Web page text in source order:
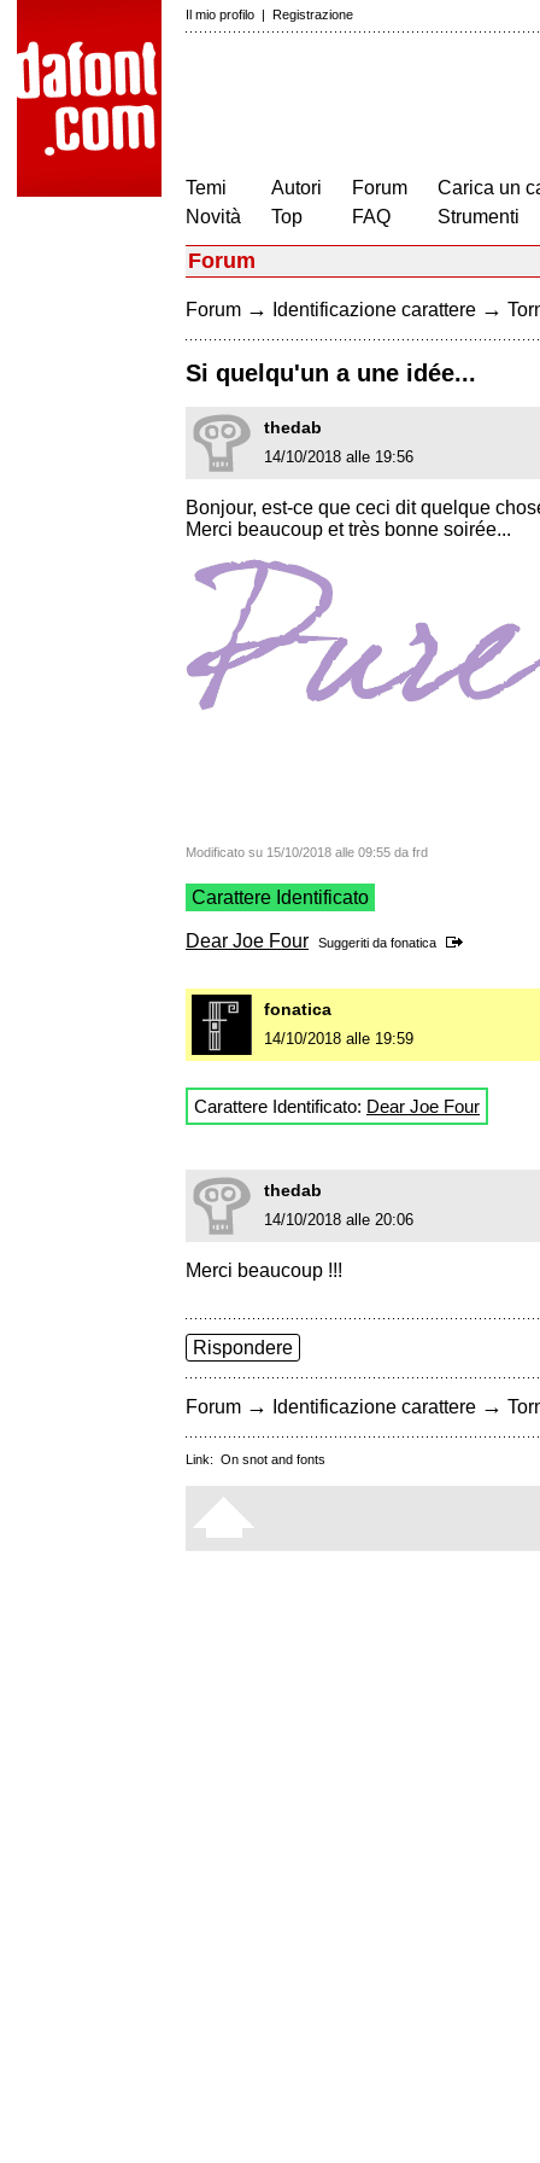
Il mio profilo | Registrazione
Temi
Novità
Autori
Top
Forum
FAQ
Carica un
Strumenti
Forum
Forum → Identificazione carattere →
Si quelqu'un a une idée...
thedab
14/10/2018 alle 19:56
Bonjour, est-ce que ceci dit quelque
Merci beaucoup et très bonne soirée...
Modificato su 15/10/2018 alle 09:55 da frd
Carattere Identificato
Dear Joe Four Suggeriti da fonatica
fonatica
14/10/2018 alle 19:59
Carattere Identificato: Dear Joe Four
thedab
14/10/2018 alle 20:06
Merci beaucoup !!!
Rispondere
Forum → Identificazione carattere →
Link: On snot and fonts